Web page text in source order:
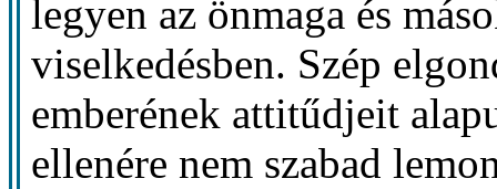
legyen az önmaga és
viselkedésben. Szép
emberének attitűdjeit
ellenére nem szabad